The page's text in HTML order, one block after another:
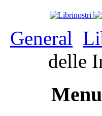
General
delle